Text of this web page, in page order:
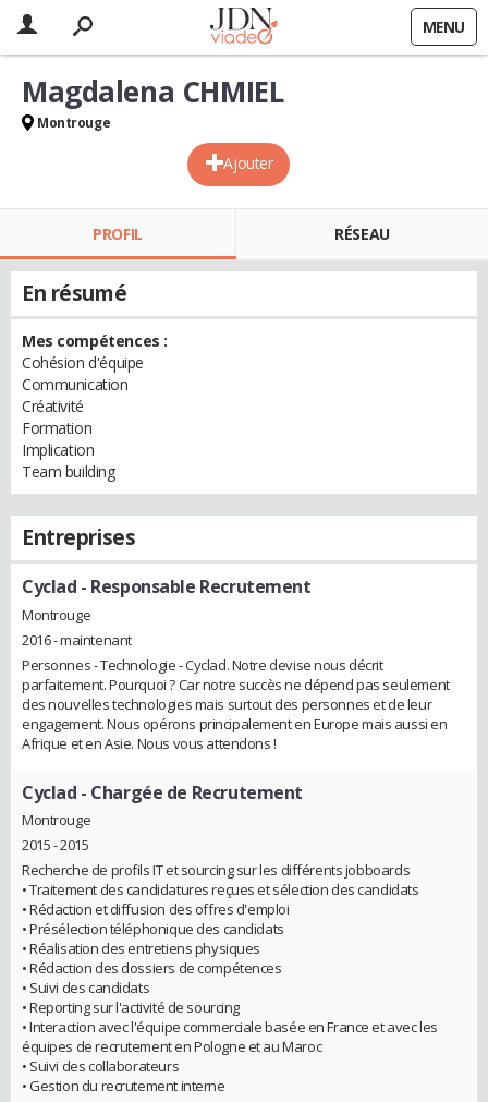
MENU
Ajouter
Magdalena CHMIEL
Montrouge
PROFIL RÉSEAU
En résumé
Mes compétences :
Cohésion d'équipe
Communication
Créativité
Formation
Implication
Team building
Entreprises
Cyclad - Responsable Recrutement
Montrouge
2016 - maintenant
Personnes - Technologie - Cyclad. Notre devise nous décrit
parfaitement. Pourquoi ? Car notre succès ne dépend pas seulement
des nouvelles technologies mais surtout des personnes et de leur
engagement. Nous opérons principalement en Europe mais aussi en
Afrique et en Asie. Nous vous attendons !
Cyclad - Chargée de Recrutement
Montrouge
2015 - 2015
Recherche de profils IT et sourcing sur les différents jobboards
• Traitement des candidatures reçues et sélection des candidats
• Rédaction et diffusion des offres d'emploi
• Présélection téléphonique des candidats
• Réalisation des entretiens physiques
• Rédaction des dossiers de compétences
• Suivi des candidats
• Reporting sur l'activité de sourcing
• Interaction avec l'équipe commerciale basée en France et avec les
équipes de recrutement en Pologne et au Maroc
• Suivi des collaborateurs
• Gestion du recrutement interne